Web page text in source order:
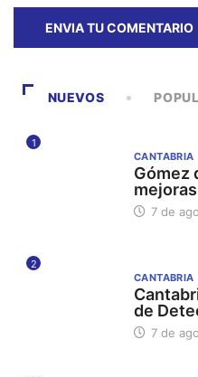
NUEVOS
1
CANTABRIA
Gómez
7 de
2
CANTABRIA
de
7 de